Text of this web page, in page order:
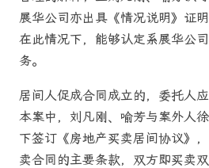
展华公司亦出具《情况说明》证
在此情况下，能够认定系展华公
务。
居间人促成合同成立的，委托人
本案中，刘凡刚、喻芳与案外人
下签订《房地产买卖居间协议》
卖合同的主要条款，双方即买卖